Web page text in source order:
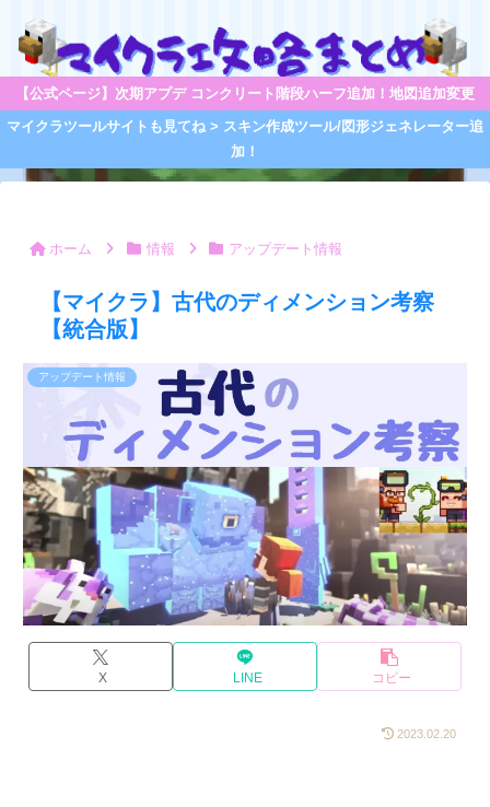
【公式ページ】次期アプデ コンクリート階段ハーフ追加！地図追加変更
マイクラツールサイトも見てね > スキン作成ツール/図形ジェネレーター追
加！
ホーム 情報 アップデート情報
【マイクラ】古代のディメンション考察
【統合版】
アップデート情報
X LINE コピー
2023.02.20